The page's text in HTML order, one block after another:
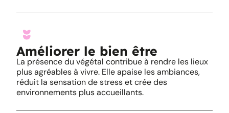
Améliorer le bien être
La présence du végétal contribue à rendre les lieux
plus agréables à vivre. Elle apaise les ambiances,
réduit la sensation de stress et crée des
environnements plus accueillants.